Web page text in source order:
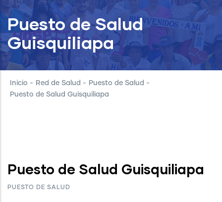
Puesto de Salud
Guisquiliapa
Inicio - Red de Salud - Puesto de Salud -
Puesto de Salud Guisquiliapa
Puesto de Salud Guisquiliapa
PUESTO DE SALUD